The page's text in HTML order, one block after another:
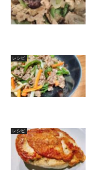
レシピ
レシピ